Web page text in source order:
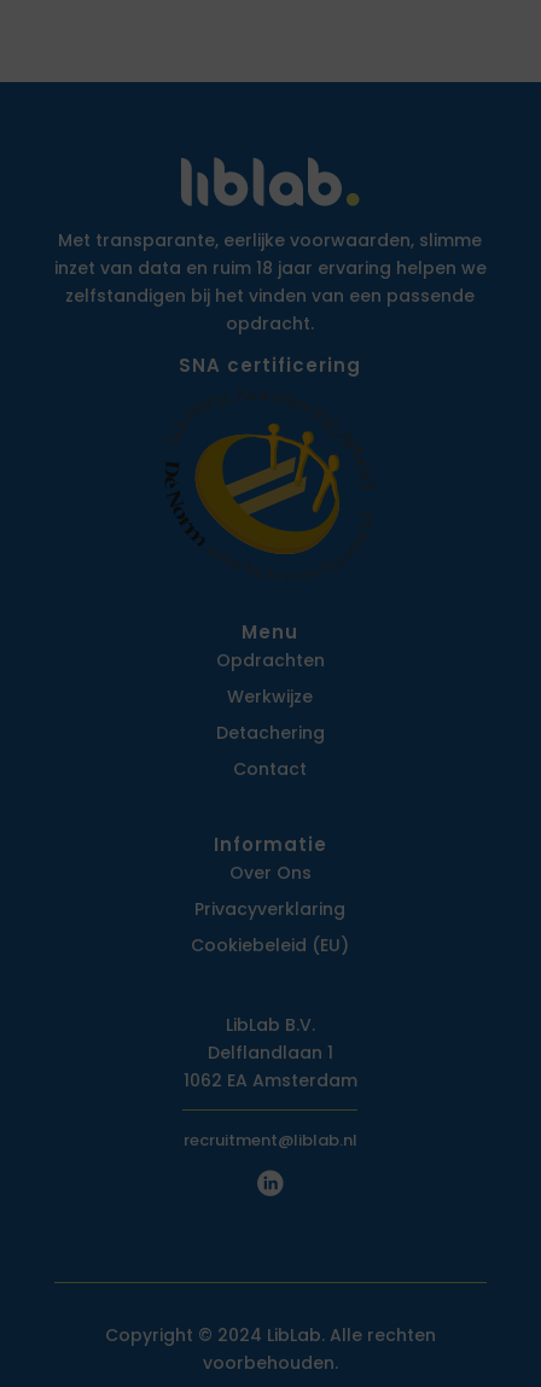
Met transparante, eerlijke voorwaarden, slimme
inzet van data en ruim 18 jaar ervaring helpen we
zelfstandigen bij het vinden van een passende
opdracht.
SNA certificering
Menu
Opdrachten
Werkwijze
Detachering
Contact
Informatie
Over Ons
Privacy­verklaring
Cookiebeleid (EU)
LibLab B.V.
Delflandlaan 1
1062 EA Amsterdam
recruitment@liblab.nl
Copyright © 2024 LibLab. Alle rechten
voorbehouden.